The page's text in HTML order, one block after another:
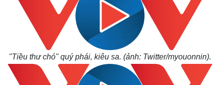
Hồ sơ
E-Magazine
Infographic
"Tiều thư chó" quý phái, kiêu sa. (ảnh: Twitter/myouonnin).